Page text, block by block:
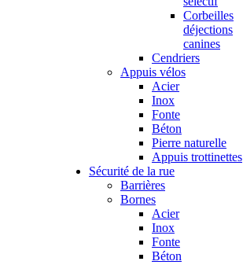
Corbeilles
déjections
canines
Cendriers
Appuis vélos
Acier
Inox
Fonte
Béton
Pierre naturelle
Appuis trottinettes
Sécurité de la rue
Barrières
Bornes
Acier
Inox
Fonte
Béton